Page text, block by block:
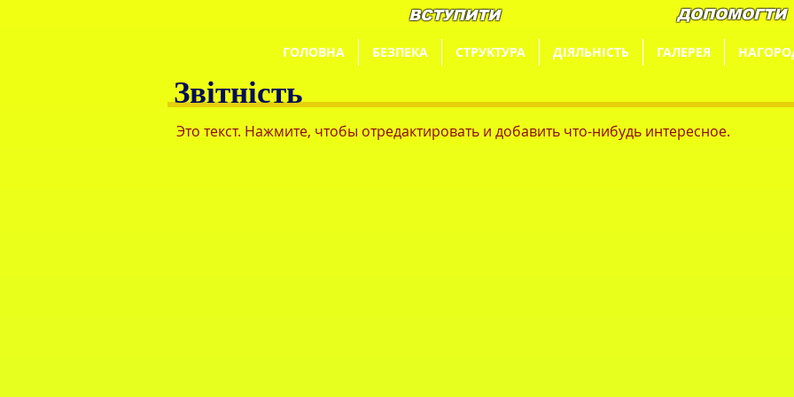
ВСТУПИТИ ДОПОМОГТИ
ГОЛОВНА БЕЗПЕКА СТРУКТУРА ДІЯЛЬНІСТЬ ГАЛЕРЕЯ
Звітність
Это текст. Нажмите, чтобы отредактировать и добавить что-нибудь интересное.